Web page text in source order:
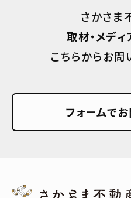
さかさま
取材・メデ
こちらからお問
フォームで